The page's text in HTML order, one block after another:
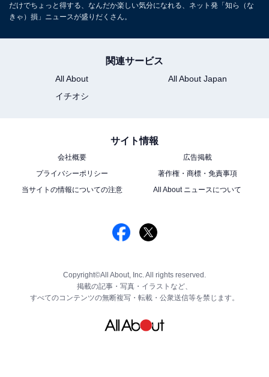
だけでちょっと得する、なんだか楽しい気分になれる、ネット発「知ら（な
きゃ）損」ニュースが盛りだくさん。
関連サービス
All About
All About Japan
イチオシ
サイト情報
会社概要
広告掲載
プライバシーポリシー
著作権・商標・免責事項
当サイトの情報についての注意
All About ニュースについて
Copyright©All About, Inc. All rights reserved.
掲載の記事・写真・イラストなど、
すべてのコンテンツの無断複写・転載・公衆送信等を禁じます。